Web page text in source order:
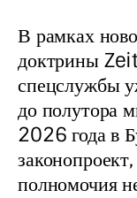
В рамках
доктрины
спецслужбы
до полутора
2026 года в
полномочия